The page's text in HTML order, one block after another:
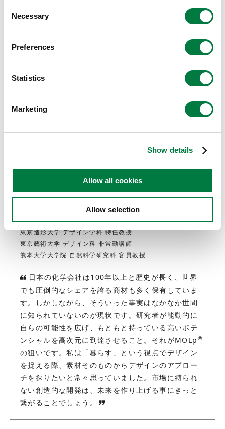
Selection
Necessary
Preferences
Statistics
Marketing
Show details
Allow all cookies
Allow selection
クリエイティブパートナー
株式会社MTDO 代表取締役
アートディレクター／デザイナー
キングからプロダクトアウトまでをトー
ント」で、社会に向けた新しい価値創造
を実践している。
慶応義塾大学 大学院 SDM 特任教授
東京造形大学 デザイン学科 特任教授
東京藝術大学 デザイン科 非常勤講師
熊本大学大学院 自然科学研究科 客員教授
日本の化学会社は100年以上と歴史が長く、世界
でも圧倒的なシェアを誇る商材も多く保有していま
す。しかしながら、そういった事実はなかなか世間
に知られていないのが現状です。研究者が能動的に
自らの可能性を広げ、もともと持っている高いポテ
ンシャルを高次元に到達させること。それがMOLp ®
の狙いです。私は「暮らす」という視点でデザイン
を捉える際、素材そのものからデザインのアプロー
チを探りたいと常々思っていました。市場に縛られ
ない創造的な開発は、未来を作り上げる事にきっと
繋がることでしょう。